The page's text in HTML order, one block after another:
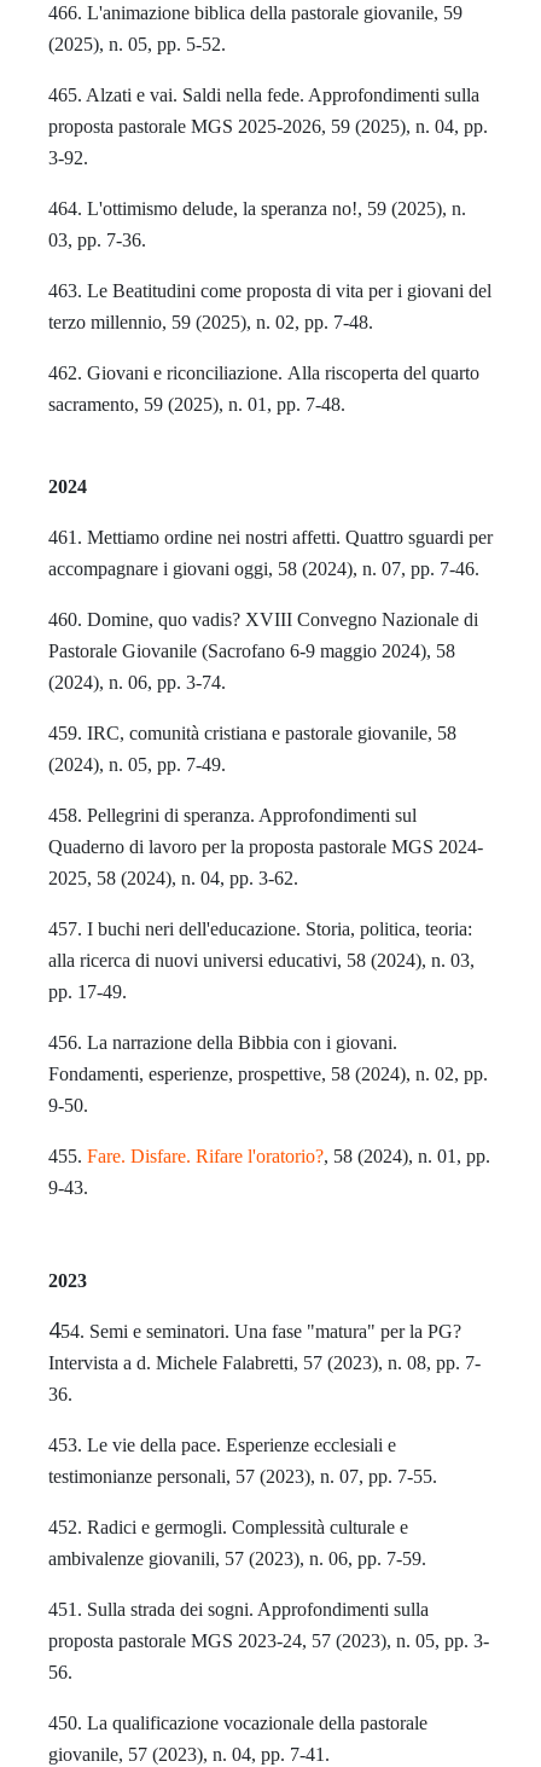
466. L'animazione biblica della pastorale giovanile, 59
(2025), n. 05, pp. 5-52.
465. Alzati e vai. Saldi nella fede. Approfondimenti sulla
proposta pastorale MGS 2025-2026, 59 (2025), n. 04, pp.
3-92.
464. L'ottimismo delude, la speranza no!, 59 (2025), n.
03, pp. 7-36.
463. Le Beatitudini come proposta di vita per i giovani del
terzo millennio, 59 (2025), n. 02, pp. 7-48.
462. Giovani e riconciliazione. Alla riscoperta del quarto
sacramento, 59 (2025), n. 01, pp. 7-48.
2024
461. Mettiamo ordine nei nostri affetti. Quattro sguardi per
accompagnare i giovani oggi, 58 (2024), n. 07, pp. 7-46.
460. Domine, quo vadis? XVIII Convegno Nazionale di
Pastorale Giovanile (Sacrofano 6-9 maggio 2024), 58
(2024), n. 06, pp. 3-74.
459. IRC, comunità cristiana e pastorale giovanile, 58
(2024), n. 05, pp. 7-49.
458. Pellegrini di speranza. Approfondimenti sul
Quaderno di lavoro per la proposta pastorale MGS 2024-
2025, 58 (2024), n. 04, pp. 3-62.
457. I buchi neri dell'educazione. Storia, politica, teoria:
alla ricerca di nuovi universi educativi, 58 (2024), n. 03,
pp. 17-49.
456. La narrazione della Bibbia con i giovani.
Fondamenti, esperienze, prospettive, 58 (2024), n. 02, pp.
9-50.
455. Fare. Disfare. Rifare l'oratorio?, 58 (2024), n. 01, pp.
9-43.
2023
454. Semi e seminatori. Una fase "matura" per la PG?
Intervista a d. Michele Falabretti, 57 (2023), n. 08, pp. 7-
36.
453. Le vie della pace. Esperienze ecclesiali e
testimonianze personali, 57 (2023), n. 07, pp. 7-55.
452. Radici e germogli. Complessità culturale e
ambivalenze giovanili, 57 (2023), n. 06, pp. 7-59.
451. Sulla strada dei sogni. Approfondimenti sulla
proposta pastorale MGS 2023-24, 57 (2023), n. 05, pp. 3-
56.
450. La qualificazione vocazionale della pastorale
giovanile, 57 (2023), n. 04, pp. 7-41.